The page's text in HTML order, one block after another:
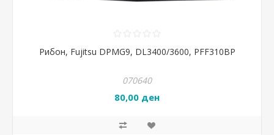
Рибон, Fujitsu DPMG9, DL3400/3600, PFF310BP
070640
80,00 ден